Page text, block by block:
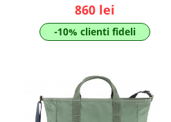
860 lei
-10% clienti fideli